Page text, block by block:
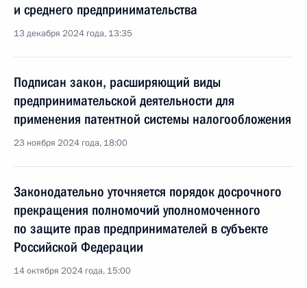
и среднего предпринимательства
13 декабря 2024 года, 13:35
Подписан закон, расширяющий виды
предпринимательской деятельности для
применения патентной системы налогообложения
23 ноября 2024 года, 18:00
Законодательно уточняется порядок досрочного
прекращения полномочий уполномоченного
по защите прав предпринимателей в субъекте
Российской Федерации
14 октября 2024 года, 15:00